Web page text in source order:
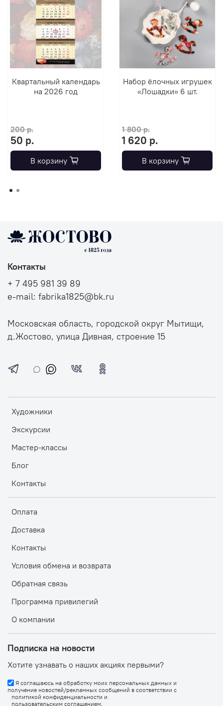
Квартальный календарь
на 2026 год
200 р.
50 р.
В корзину
Набор ёлочных игрушек
«Лошадки» 6 шт.
1 800 р.
1 620 р.
В корзину
Художники
Экскурсии
Мастер-классы
Блог
Контакты
Оплата
Доставка
Контакты
Условия обмена и возврата
Обратная связь
Программа привилегий
О компании
Подписка на новости
Хотите узнавать о наших акциях первыми?
Я соглашаюсь на обработку моих персональных данных и
получение новостей/рекламных сообщений в соответствии с
политикой конфиденциальности и
пользовательским соглашением.
Контакты
+ 7 495 981 39 89
e-mail: fabrika1825@bk.ru
Московская область, городской округ Мытищи,
д.Жостово, улица Дивная, строение 15